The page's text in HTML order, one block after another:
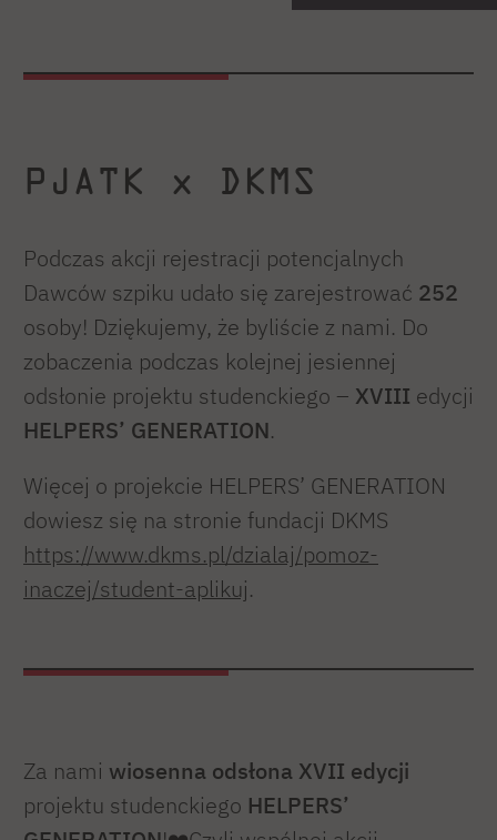
PJATK x DKMS
Podczas akcji rejestracji potencjalnych
Dawców szpiku udało się zarejestrować 252
osoby! Dziękujemy, że byliście z nami. Do
zobaczenia podczas kolejnej jesiennej
odsłonie projektu studenckiego – XVIII edycji
HELPERS’ GENERATION.
Więcej o projekcie HELPERS’ GENERATION
dowiesz się na stronie fundacji DKMS
https://www.dkms.pl/dzialaj/pomoz-
inaczej/student-aplikuj.
Za nami wiosenna odsłona XVII edycji
projektu studenckiego HELPERS’